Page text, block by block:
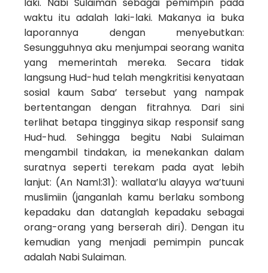
laki. Nabi Sulaiman sebagai pemimpin pada
waktu itu adalah laki-laki. Makanya ia buka
laporannya dengan menyebutkan:
Sesungguhnya aku menjumpai seorang wanita
yang memerintah mereka. Secara tidak
langsung Hud-hud telah mengkritisi kenyataan
sosial kaum Saba’ tersebut yang nampak
bertentangan dengan fitrahnya. Dari sini
terlihat betapa tingginya sikap responsif sang
Hud-hud. Sehingga begitu Nabi Sulaiman
mengambil tindakan, ia menekankan dalam
suratnya seperti terekam pada ayat lebih
lanjut: (An Naml:31): wallata’lu alayya wa’tuuni
muslimiin (janganlah kamu berlaku sombong
kepadaku dan datanglah kepadaku sebagai
orang-orang yang berserah diri). Dengan itu
kemudian yang menjadi pemimpin puncak
adalah Nabi Sulaiman.